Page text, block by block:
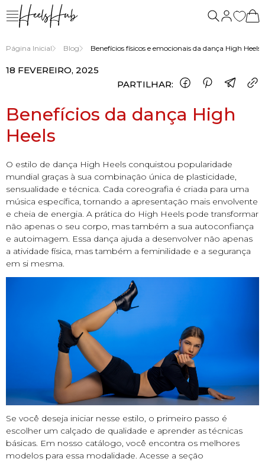
Página Inicial Blog Benefícios físicos e emocionais da dança High Heels
18 FEVEREIRO, 2025
PARTILHAR:
Benefícios da dança High
Heels
O estilo de dança High Heels conquistou popularidade
mundial graças à sua combinação única de plasticidade,
sensualidade e técnica. Cada coreografia é criada para uma
música específica, tornando a apresentação mais envolvente
e cheia de energia. A prática do High Heels pode transformar
não apenas o seu corpo, mas também a sua autoconfiança
e autoimagem. Essa dança ajuda a desenvolver não apenas
a atividade física, mas também a feminilidade e a segurança
em si mesma.
Se você deseja iniciar nesse estilo, o primeiro passo é
escolher um calçado de qualidade e aprender as técnicas
básicas. Em nosso catálogo, você encontra os melhores
modelos para essa modalidade. Acesse a seção